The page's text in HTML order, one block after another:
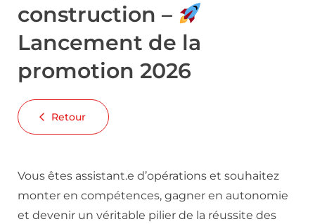
construction –
Lancement de la
promotion 2026
Retour
Vous êtes assistant.e d’opérations et souhaitez
monter en compétences, gagner en autonomie
et devenir un véritable pilier de la réussite des